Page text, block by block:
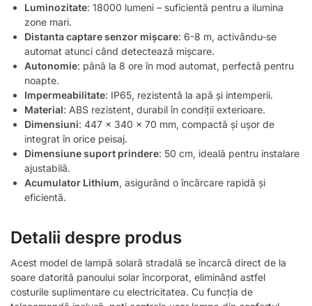
Luminozitate: 18000 lumeni – suficientă pentru a ilumina
zone mari.
Distanta captare senzor mișcare: 6-8 m, activându-se
automat atunci când detectează mișcare.
Autonomie: până la 8 ore în mod automat, perfectă pentru
noapte.
Impermeabilitate: IP65, rezistentă la apă și intemperii.
Material: ABS rezistent, durabil în condiții exterioare.
Dimensiuni: 447 x 340 x 70 mm, compactă și ușor de
integrat în orice peisaj.
Dimensiune suport prindere: 50 cm, ideală pentru instalare
ajustabilă.
Acumulator Lithium, asigurând o încărcare rapidă și
eficientă.
Detalii despre produs
Acest model de lampă solară stradală se încarcă direct de la
soare datorită panoului solar încorporat, eliminând astfel
costurile suplimentare cu electricitatea. Cu funcția de